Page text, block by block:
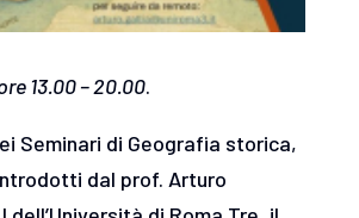
13.00 – 20.00.
Seminari di Geografia storica,
dal prof. Arturo